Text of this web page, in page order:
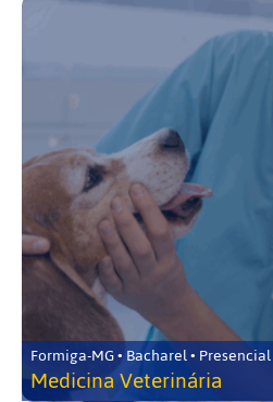
Formiga-MG • Bacharel • Presencial
Medicina Veterinária